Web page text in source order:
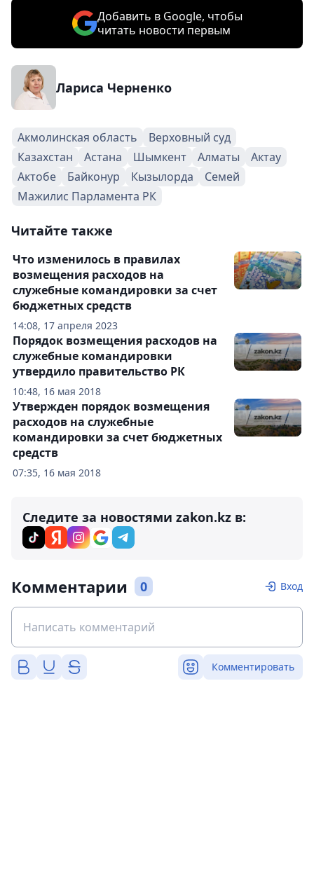
Добавить в Google, чтобы
читать новости первым
Лариса Черненко
Акмолинская область
Верховный суд
Казахстан
Астана Шымкент Алматы
Актау
Актобе
Байконур Кызылорда
Семей
Мажилис Парламента РК
Читайте также
14:08, 17 апреля 2023
Что изменилось в правилах
возмещения расходов на
служебные командировки за счет
бюджетных средств
10:48, 16 мая 2018
Порядок возмещения расходов на
служебные командировки
утвердило правительство РК
07:35, 16 мая 2018
Утвержден порядок возмещения
расходов на служебные
командировки за счет бюджетных
средств
Следите за новостями zakon.kz в:
Комментарии 0 Вход
Комментировать